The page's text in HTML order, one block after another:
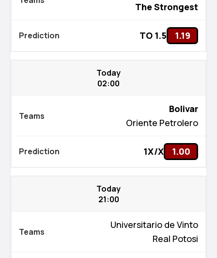
The Strongest
TO 1.5 1.19
Today
02:00
Bolivar
Oriente Petrolero
1X/X 1.00
Today
21:00
Universitario de Vinto
Real Potosi